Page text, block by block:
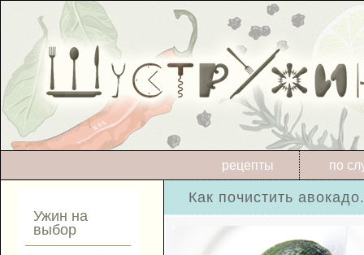
по
рецепты
Ужин на
выбор
Как почистить авокадо.